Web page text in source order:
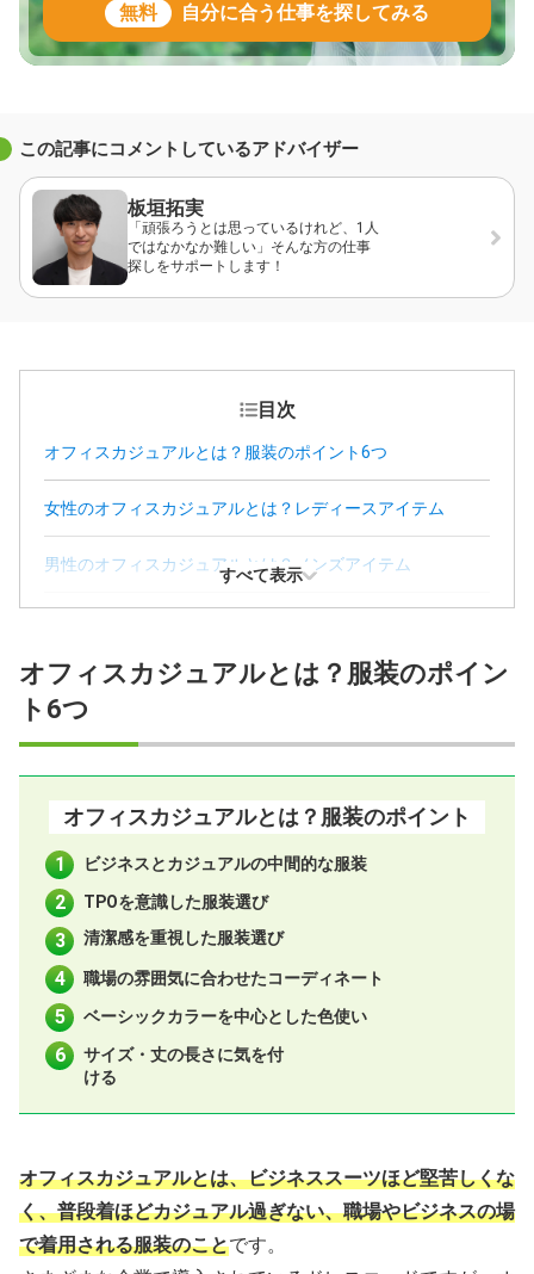
無料 自分に合う仕事を探してみる
この記事にコメントしているアドバイザー
板垣拓実
「頑張ろうとは思っているけれど、1人
ではなかなか難しい」そんな方の仕事
探しをサポートします！
目次
オフィスカジュアルとは？服装のポイント6つ
女性のオフィスカジュアルとは？レディースアイテム
男性のオフィスカジュアルとは？メンズアイテム
オフィスカジュアル指定のときリクルートスーツはだめ？
すべて表示
オフィスカジュアルとは？服装のポイン
ト6つ
オフィスカジュアルとは？服装のポイント
ビジネスとカジュアルの中間的な服装
TPOを意識した服装選び
清潔感を重視した服装選び
職場の雰囲気に合わせたコーディネート
ベーシックカラーを中心とした色使い
サイズ・丈の長さに気を付
ける
オフィスカジュアルとは、ビジネススーツほど堅苦しくな
く、普段着ほどカジュアル過ぎない、職場やビジネスの場
で着用される服装のことです。